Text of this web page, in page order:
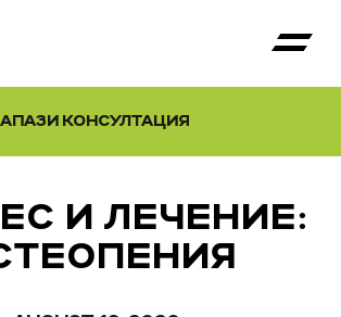
КОНСУЛТАЦИЯ
И ЛЕЧЕНИЕ: